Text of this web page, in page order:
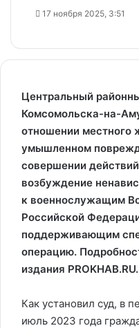
17 ноября 2025, 3:51
Центральный
Комсомольска-на-
отношении местного
умышленном
совершении
возбуждение
к военнослужащим
Российской
поддерживающим
операцию.
издания PROKHAB.RU.
Как установил суд, в
июль 2023 года